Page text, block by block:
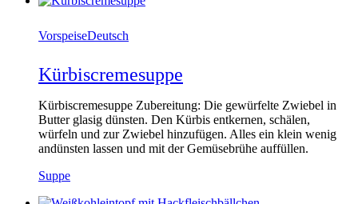
VorspeiseDeutsch
Kürbiscremesuppe
Kürbiscremesuppe Zubereitung: Die gewürfelte Zwiebel in
Butter glasig dünsten. Den Kürbis entkernen, schälen,
würfeln und zur Zwiebel hinzufügen. Alles ein klein wenig
andünsten lassen und mit der Gemüsebrühe auffüllen.
Suppe